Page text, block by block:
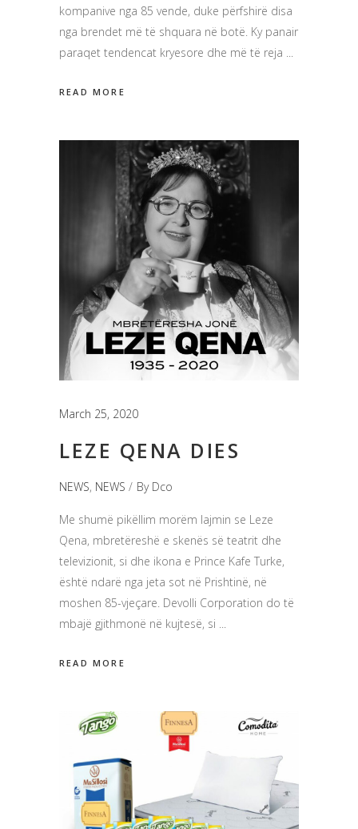
kompanive nga 85 vende, duke përfshirë disa
nga brendet më të shquara në botë. Ky panair
paraqet tendencat kryesore dhe më të reja
READ MORE
March 25, 2020
LEZE QENA DIES
NEWS, NEWS By Dco
Me shumë pikëllim morëm lajmin se Leze
Qena, mbretëreshë e skenës së teatrit dhe
televizionit, si dhe ikona e Prince Kafe Turke,
është ndarë nga jeta sot në Prishtinë, në
moshen 85-vjeçare. Devolli Corporation do të
mbajë gjithmonë në kujtesë, si
READ MORE